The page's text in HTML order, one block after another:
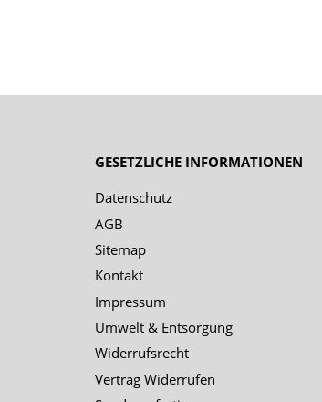
GESETZLICHE INFORMATIONEN
Datenschutz
AGB
Sitemap
Kontakt
Impressum
Umwelt & Entsorgung
Widerrufsrecht
Vertrag Widerrufen